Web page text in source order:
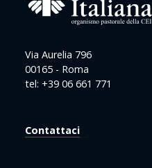
Via Aurelia 796
00165 - Roma
tel: +39 06 661 771
Contattaci